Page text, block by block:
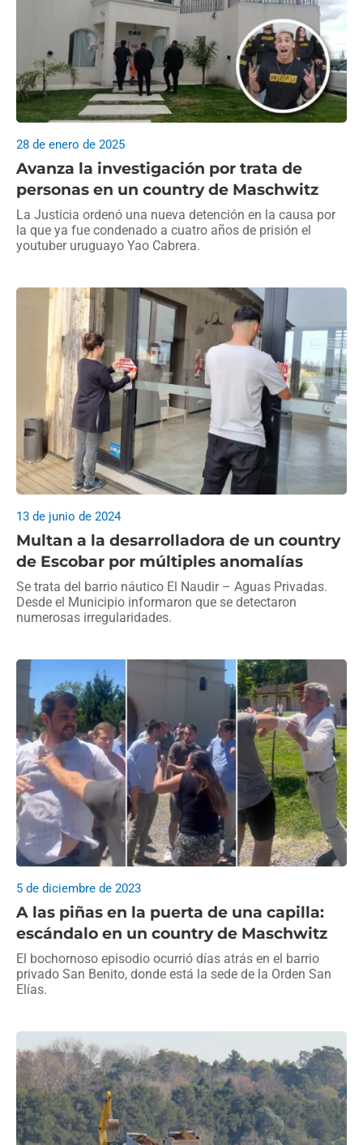
Avanza la investigación por trata de
personas en un country de Maschwitz
28 de enero de 2025
La Justicia ordenó una nueva detención en la causa por
la que ya fue condenado a cuatro años de prisión el
youtuber uruguayo Yao Cabrera.
Multan a la desarrolladora de un country
de Escobar por múltiples anomalías
13 de junio de 2024
Se trata del barrio náutico El Naudir – Aguas Privadas.
Desde el Municipio informaron que se detectaron
numerosas irregularidades.
A las piñas en la puerta de una capilla:
escándalo en un country de Maschwitz
5 de diciembre de 2023
El bochornoso episodio ocurrió días atrás en el barrio
privado San Benito, donde está la sede de la Orden San
Elías.